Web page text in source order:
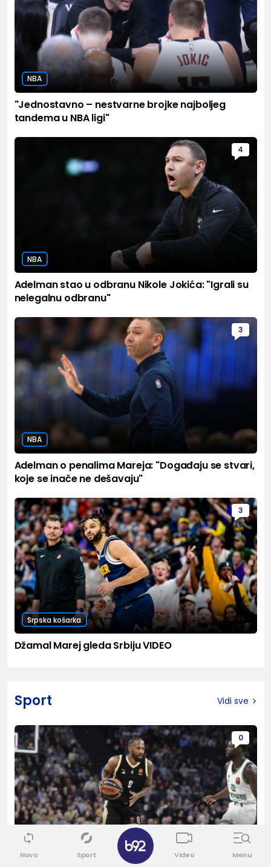
NBA
"Jednostavno – nestvarne brojke najboljeg
tandema u NBA ligi"
4
NBA
Adelman stao u odbranu Nikole Jokića: "Igrali su
nelegalnu odbranu"
3
NBA
Adelman o penalima Mareja: "Događaju se stvari,
koje se inače ne dešavaju"
3
Srpska košarka
Džamal Marej gleda Srbiju VIDEO
Sport Vidi sve
0
Novo Sport Video Menu
✕